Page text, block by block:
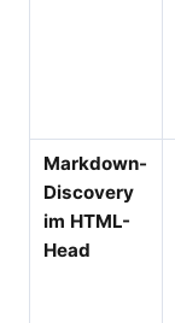
Markdown-
Discovery
im HTML-
Head